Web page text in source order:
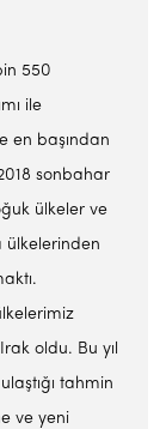
550
ile
en başından
sonbahar
ülkeler ve
ülkelerinden
oldu. Bu yıl
tahmin
ve yeni